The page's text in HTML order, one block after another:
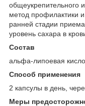
общеукрепительного
метод профилактики
ранней стадии
уровень сахара в
Состав
альфа-липоевая
Способ применения
2 капсулы в день,
Меры